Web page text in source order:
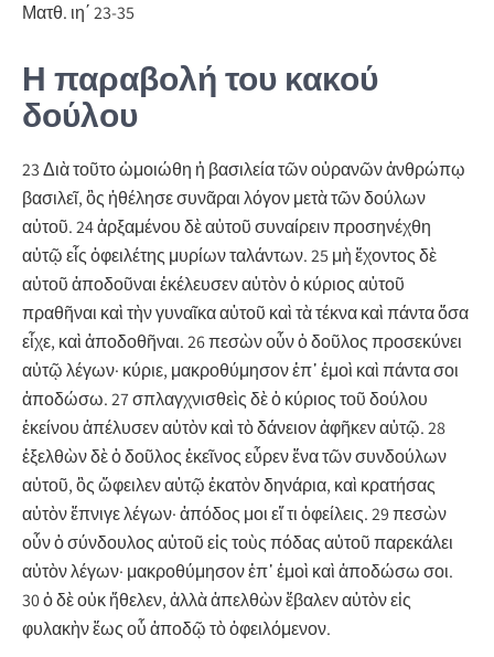
Ματθ. ιη΄ 23-35
Η παραβολή του κακού
δούλου
23 Διὰ τοῦτο ὡμοιώθη ἡ βασιλεία τῶν οὐρανῶν ἀνθρώπῳ
βασιλεῖ, ὃς ἠθέλησε συνᾶραι λόγον μετὰ τῶν δούλων
αὐτοῦ. 24 ἀρξαμένου δὲ αὐτοῦ συναίρειν προσηνέχθη
αὐτῷ εἷς ὀφειλέτης μυρίων ταλάντων. 25 μὴ ἔχοντος δὲ
αὐτοῦ ἀποδοῦναι ἐκέλευσεν αὐτὸν ὁ κύριος αὐτοῦ
πραθῆναι καὶ τὴν γυναῖκα αὐτοῦ καὶ τὰ τέκνα καὶ πάντα ὅσα
εἶχε, καὶ ἀποδοθῆναι. 26 πεσὼν οὖν ὁ δοῦλος προσεκύνει
αὐτῷ λέγων· κύριε, μακροθύμησον ἐπ᾿ ἐμοὶ καὶ πάντα σοι
ἀποδώσω. 27 σπλαγχνισθεὶς δὲ ὁ κύριος τοῦ δούλου
ἐκείνου ἀπέλυσεν αὐτὸν καὶ τὸ δάνειον ἀφῆκεν αὐτῷ. 28
ἐξελθὼν δὲ ὁ δοῦλος ἐκεῖνος εὗρεν ἕνα τῶν συνδούλων
αὐτοῦ, ὃς ὤφειλεν αὐτῷ ἑκατὸν δηνάρια, καὶ κρατήσας
αὐτὸν ἔπνιγε λέγων· ἀπόδος μοι εἴ τι ὀφείλεις. 29 πεσὼν
οὖν ὁ σύνδουλος αὐτοῦ εἰς τοὺς πόδας αὐτοῦ παρεκάλει
αὐτὸν λέγων· μακροθύμησον ἐπ᾿ ἐμοὶ καὶ ἀποδώσω σοι.
30 ὁ δὲ οὐκ ἤθελεν, ἀλλὰ ἀπελθὼν ἔβαλεν αὐτὸν εἰς
φυλακὴν ἕως οὗ ἀποδῷ τὸ ὀφειλόμενον.